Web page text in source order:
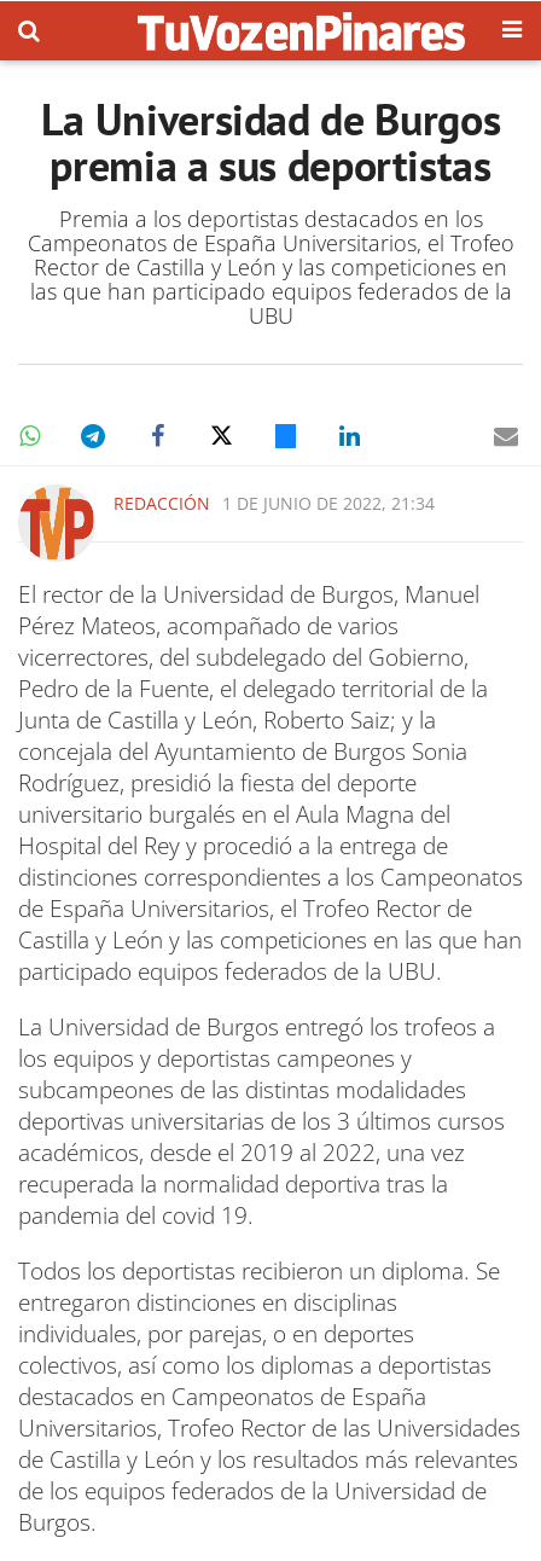
La Universidad de Burgos
premia a sus deportistas
Premia a los deportistas destacados en los
Campeonatos de España Universitarios, el Trofeo
Rector de Castilla y León y las competiciones en
las que han participado equipos federados de la
UBU
REDACCIÓN 1 DE JUNIO DE 2022, 21:34
El rector de la Universidad de Burgos, Manuel
Pérez Mateos, acompañado de varios
vicerrectores, del subdelegado del Gobierno,
Pedro de la Fuente, el delegado territorial de la
Junta de Castilla y León, Roberto Saiz; y la
concejala del Ayuntamiento de Burgos Sonia
Rodríguez, presidió la fiesta del deporte
universitario burgalés en el Aula Magna del
Hospital del Rey y procedió a la entrega de
distinciones correspondientes a los Campeonatos
de España Universitarios, el Trofeo Rector de
Castilla y León y las competiciones en las que han
participado equipos federados de la UBU.
La Universidad de Burgos entregó los trofeos a
los equipos y deportistas campeones y
subcampeones de las distintas modalidades
deportivas universitarias de los 3 últimos cursos
académicos, desde el 2019 al 2022, una vez
recuperada la normalidad deportiva tras la
pandemia del covid 19.
Todos los deportistas recibieron un diploma. Se
entregaron distinciones en disciplinas
individuales, por parejas, o en deportes
colectivos, así como los diplomas a deportistas
destacados en Campeonatos de España
Universitarios, Trofeo Rector de las Universidades
de Castilla y León y los resultados más relevantes
de los equipos federados de la Universidad de
Burgos.